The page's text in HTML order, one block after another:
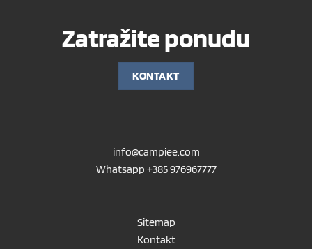
Zatražite ponudu
KONTAKT
info@campiee.com
Whatsapp +385 976967777
Sitemap
Kontakt